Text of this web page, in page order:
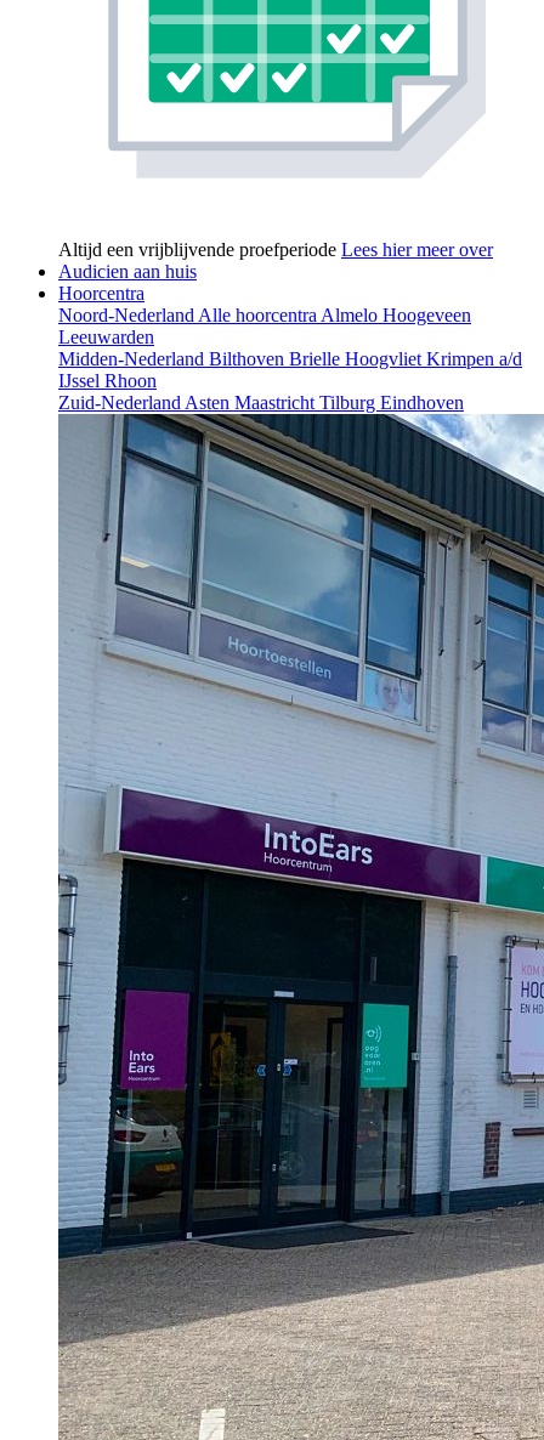
Altijd een vrijblijvende proefperiode Lees hier meer over
Audicien aan huis
Hoorcentra
Noord-NederlandAlle hoorcentraAlmelo Hoogeveen
Leeuwarden
Midden-Nederland Bilthoven Brielle HoogvlietKrimpen a/d
IJssel Rhoon
Zuid-NederlandAsten MaastrichtTilburg Eindhoven